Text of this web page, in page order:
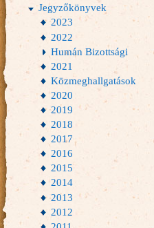
Jegyzőkönyvek
2023
2022
Humán Bizottsági
2021
Közmeghallgatások
2020
2019
2018
2017
2016
2015
2014
2013
2012